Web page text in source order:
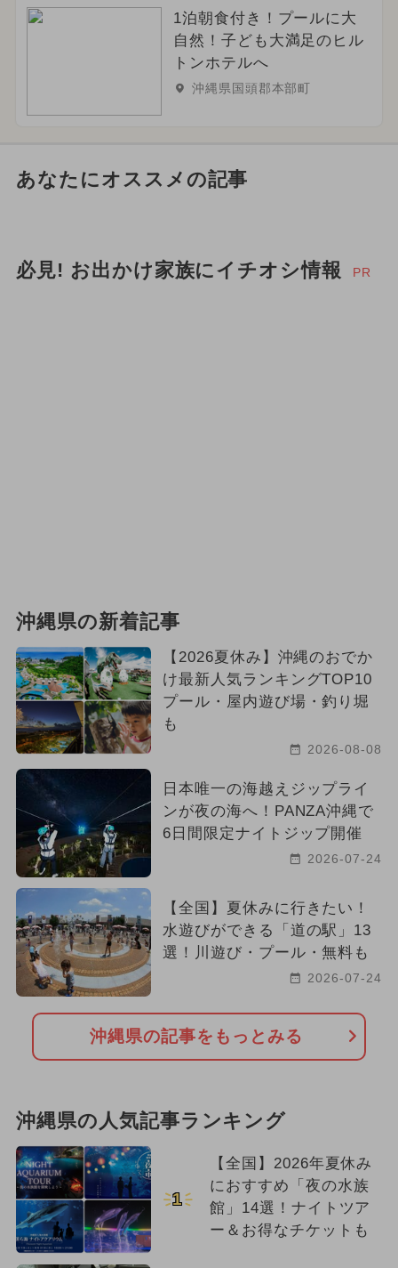
1泊朝食付き！プールに大
自然！子ども大満足のヒル
トンホテルへ
沖縄県国頭郡本部町
あなたにオススメの記事
必見! お出かけ家族にイチオシ情報 PR
沖縄県の新着記事
【2026夏休み】沖縄のおでか
け最新人気ランキングTOP10
プール・屋内遊び場・釣り堀
も
2026-08-08
日本唯一の海越えジップライ
ンが夜の海へ！PANZA沖縄で
6日間限定ナイトジップ開催
2026-07-24
【全国】夏休みに行きたい！
水遊びができる「道の駅」13
選！川遊び・プール・無料も
2026-07-24
沖縄県の記事をもっとみる
沖縄県の人気記事ランキング
1
【全国】2026年夏休み
におすすめ「夜の水族
館」14選！ナイトツア
ー＆お得なチケットも